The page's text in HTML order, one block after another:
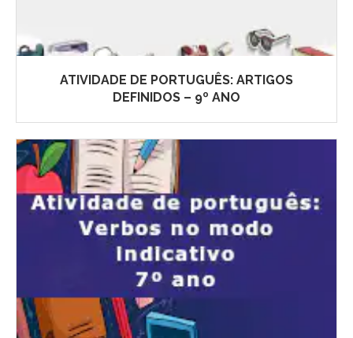
ATIVIDADE DE PORTUGUÊS: ARTIGOS
DEFINIDOS – 9º ANO